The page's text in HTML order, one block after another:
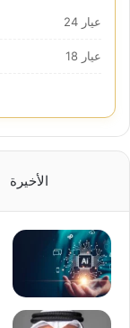
عيار 24
عيار 18
الأخيرة